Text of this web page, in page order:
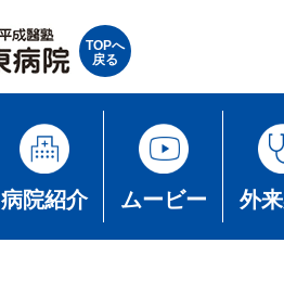
TOPへ
戻る
病院紹介 ムービー 外